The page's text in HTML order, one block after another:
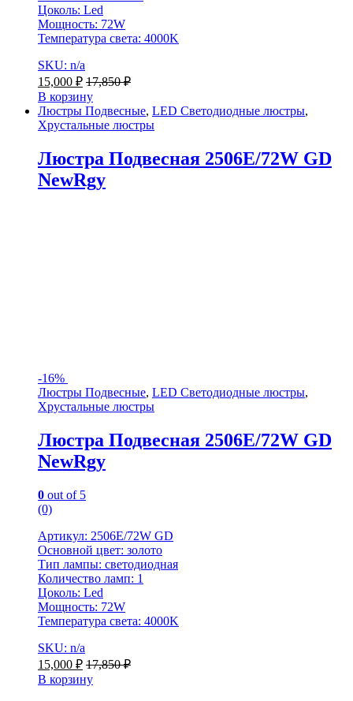
Цоколь: Led
Мощность: 72W
Температура света: 4000K
SKU: n/a
15,000 ₽ 17,850₽
В корзину
Люстры Подвесные, LED Светодиодные люстры,
Хрустальные люстры
Люстра Подвесная 2506E/72W GD
NewRgy
-16%
Люстры Подвесные, LED Светодиодные люстры,
Хрустальные люстры
Люстра Подвесная 2506E/72W GD
NewRgy
0 out of 5
(0)
Артикул: 2506E/72W GD
Основной цвет: золото
Тип лампы: светодиодная
Количество ламп: 1
Цоколь: Led
Мощность: 72W
Температура света: 4000K
SKU: n/a
15,000 ₽ 17,850₽
В корзину